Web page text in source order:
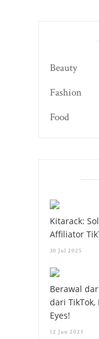
Beauty
Fashion
Food
Kitarack:
Affiliator
30 Jul 2025
Berawal
dari TikTok,
Eyes!
12 Jun 2025